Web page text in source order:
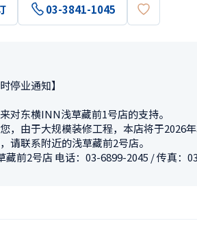
03-3841-1045
停业通知】
对东横INN浅草藏前1号店的支持。
，由于大规模装修工程，本店将于2026
请联系附近的浅草藏前2号店。
藏前2号店 电话：03-6899-2045 / 传真：